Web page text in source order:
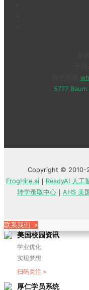
5777
Copyright © 2010-
FrogHire.ai｜ ReadyAI 人工
转学录取中心｜ AHS 美
联系我们 »
美国校园资讯
学业优化
实现梦想
扫码关注 >
厚仁学员系统